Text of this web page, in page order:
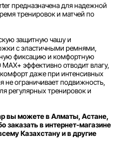
предназначена для надежной
тренировок и матчей по
защитную чашу и
с эластичными ремнями,
фиксацию и комфортную
эффективно отводит влагу,
даже при интенсивных
не ограничивает подвижность,
регулярных тренировок и
вы можете в Алматы, Астане,
заказать в интернет-магазине
Казахстану и в другие